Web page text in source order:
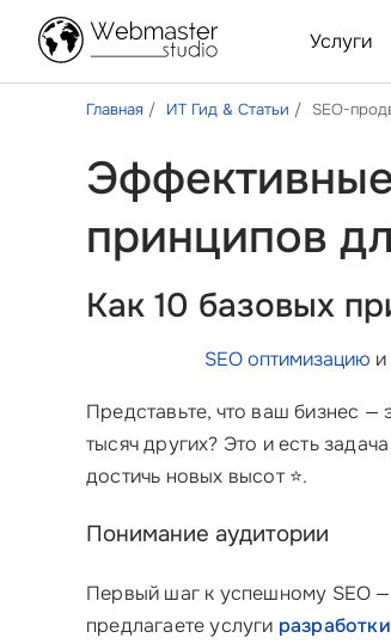
Услуги
Главная ИТ Гид & Статьи SEO-
принципов
Как 10 базовых
SEO оптимизацию
Представьте, что ваш бизнес —
тысяч других? Это и есть
достичь новых высот ⭐.
Понимание аудитории
Первый шаг к успешному SEO
предлагаете услуги